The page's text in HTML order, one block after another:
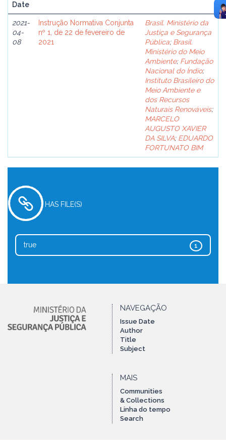
Date
2021-
04-
08
Instrução Normativa Conjunta
nº 1, de 22 de fevereiro de
2021
Brasil. Ministério da
Justiça e Segurança
Pública; Brasil.
Ministério do Meio
Ambiente; Fundação
Nacional do Índio;
Instituto Brasileiro do
Meio Ambiente e
dos Recursos
Naturais Renováveis;
MARCELO
AUGUSTO XAVIER
DA SILVA; EDUARDO
FORTUNATO BIM
HAS FILE(S)
1
true
NAVEGAÇÃO
Issue Date
Author
Title
Subject
MAIS
Communities
& Collections
Linha do tempo
Search